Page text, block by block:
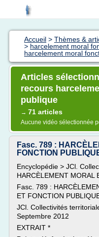
Accueil > Thèmes &
> harcelement moral
harcelement moral
Articles
recours
publique
→ 71 articles
Aucune vidéo sélectionnée
Fasc. 789 :
FONCTION
Encyclopédie > JCl.
HARCÈLEMENT MORAL
Fasc. 789 :
ET FONCTION
JCl. Collectivités
Septembre 2012
EXTRAIT *